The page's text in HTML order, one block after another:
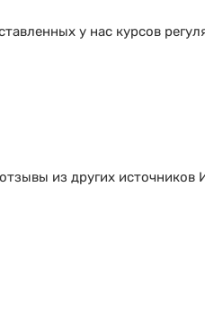
у нас курсов
из других